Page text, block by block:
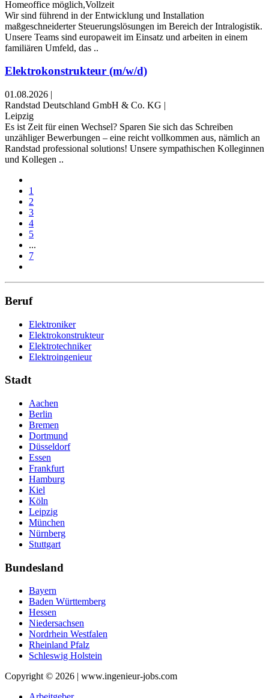
Homeoffice möglich,Vollzeit
Wir sind führend in der Entwicklung und Installation
maßgeschneiderter Steuerungslösungen im Bereich der Intralogistik.
Unsere Teams sind europaweit im Einsatz und arbeiten in einem
familiären Umfeld, das ..
Elektrokonstrukteur (m/w/d)
01.08.2026 |
Randstad Deutschland GmbH & Co. KG |
Leipzig
Es ist Zeit für einen Wechsel? Sparen Sie sich das Schreiben
unzähliger Bewerbungen – eine reicht vollkommen aus, nämlich an
Randstad professional solutions! Unsere sympathischen Kolleginnen
und Kollegen ..
1
2
3
4
5
...
7
Beruf
Elektroniker
Elektrokonstrukteur
Elektrotechniker
Elektroingenieur
Stadt
Aachen
Berlin
Bremen
Dortmund
Düsseldorf
Essen
Frankfurt
Hamburg
Kiel
Köln
Leipzig
München
Nürnberg
Stuttgart
Bundesland
Bayern
Baden Württemberg
Hessen
Niedersachsen
Nordrhein Westfalen
Rheinland Pfalz
Schleswig Holstein
Copyright © 2026 | www.ingenieur-jobs.com